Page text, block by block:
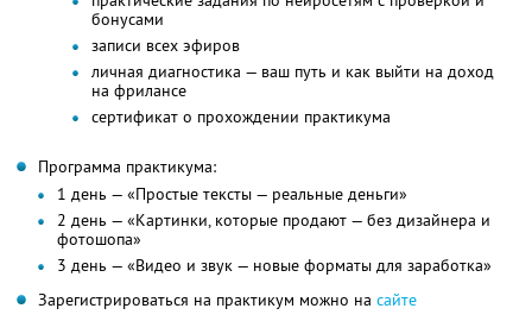
бонусами
записи всех эфиров
личная диагностика — ваш путь и как выйти на доход
на фрилансе
сертификат о прохождении практикума
Программа практикума:
1 день — «Простые тексты — реальные деньги»
2 день — «Картинки, которые продают — без дизайнера и
фотошопа»
3 день — «Видео и звук — новые форматы для заработка»
Зарегистрироваться на практикум можно на сайте